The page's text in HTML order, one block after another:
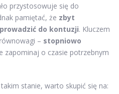
przystosowuje się do
pamiętać, że zbyt
do kontuzji. Kluczem
– stopniowo
zapominaj o czasie potrzebnym
stanie, warto skupić się na: